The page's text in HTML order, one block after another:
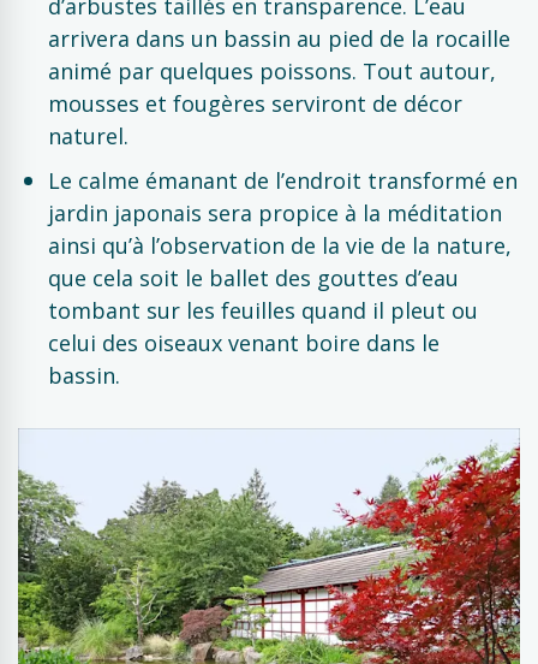
d’arbustes taillés en transparence. L’eau
arrivera dans un bassin au pied de la rocaille
animé par quelques poissons. Tout autour,
mousses et fougères serviront de décor
naturel.
Le calme émanant de l’endroit transformé en
jardin japonais sera propice à la méditation
ainsi qu’à l’observation de la vie de la nature,
que cela soit le ballet des gouttes d’eau
tombant sur les feuilles quand il pleut ou
celui des oiseaux venant boire dans le
bassin.